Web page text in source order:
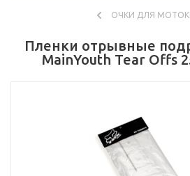
ОЧКИ ДЛЯ
Пленки отрывные
MainYouth Tear Offs